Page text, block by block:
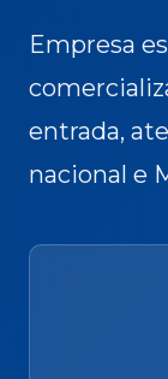
Empresa
entrada,
nacional e